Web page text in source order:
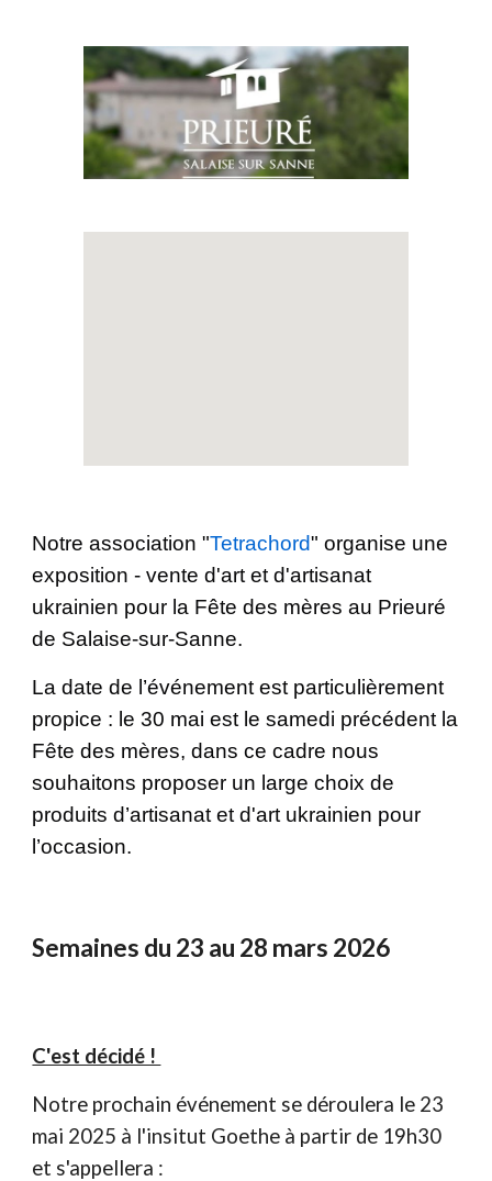
Notre association "Tetrachord" organise une
exposition - vente d'art et d'artisanat
ukrainien pour la Fête des mères au Prieuré
de Salaise-sur-Sanne.
La date de l’événement est particulièrement
propice : le 30 mai est le samedi précédent la
Fête des mères, dans ce cadre nous
souhaitons proposer un large choix de
produits d’artisanat et d'art ukrainien pour
l’occasion.
Semaines du 23 au 28 mars 2026
C'est décidé !
Notre prochain événement se déroulera le 23
mai 2025 à l'insitut Goethe à partir de 19h30
et s'appellera :